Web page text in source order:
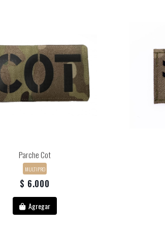
Parche Cot
MULTIPRO
$ 6.000
Agregar